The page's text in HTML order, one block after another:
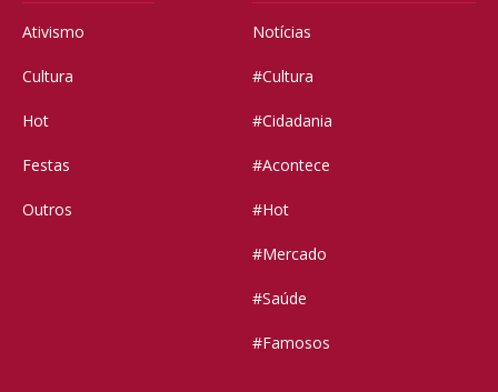
Ativismo
Cultura
Hot
Festas
Outros
Notícias
#Cultura
#Cidadania
#Acontece
#Hot
#Mercado
#Saúde
#Famosos